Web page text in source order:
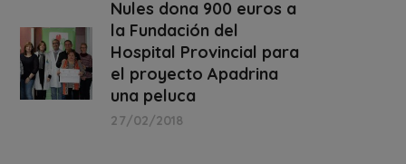
Nules dona 900 euros a
la Fundación del
Hospital Provincial para
el proyecto Apadrina
una peluca
27/02/2018